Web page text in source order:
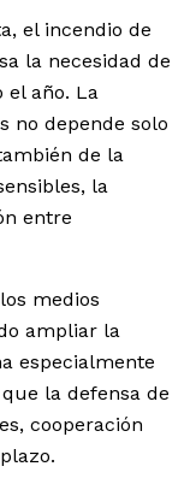
el incendio de
la necesidad de
año. La
no depende solo
de la
la
entre
medios
ampliar la
especialmente
la defensa de
cooperación